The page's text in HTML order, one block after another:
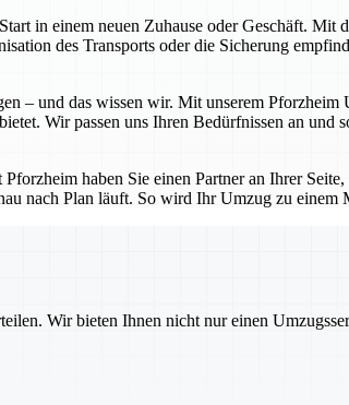
in einem neuen Zuhause oder Geschäft.
des Transports oder die Sicherung
– und das wissen wir. Mit unserem
Wir passen uns Ihren Bedürfnissen an
haben Sie einen Partner an Ihrer
nach Plan läuft. So wird Ihr Umzug zu
Wir bieten Ihnen nicht nur einen